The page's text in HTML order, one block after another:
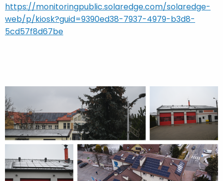
https://monitoringpublic.solaredge.com/solaredge-
web/p/kiosk?guid=9390ed38-7937-4979-b3d8-
5cd57f8d67be